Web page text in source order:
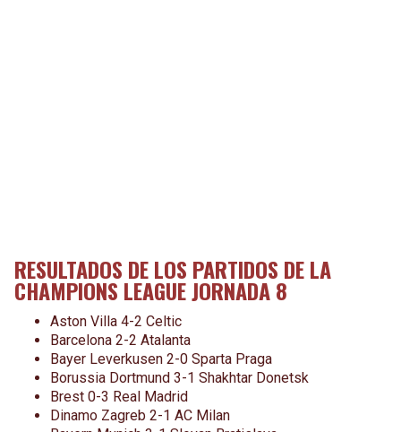
RESULTADOS DE LOS PARTIDOS DE LA
CHAMPIONS LEAGUE JORNADA 8
Aston Villa 4-2 Celtic
Barcelona 2-2 Atalanta
Bayer Leverkusen 2-0 Sparta Praga
Borussia Dortmund 3-1 Shakhtar Donetsk
Brest 0-3 Real Madrid
Dinamo Zagreb 2-1 AC Milan